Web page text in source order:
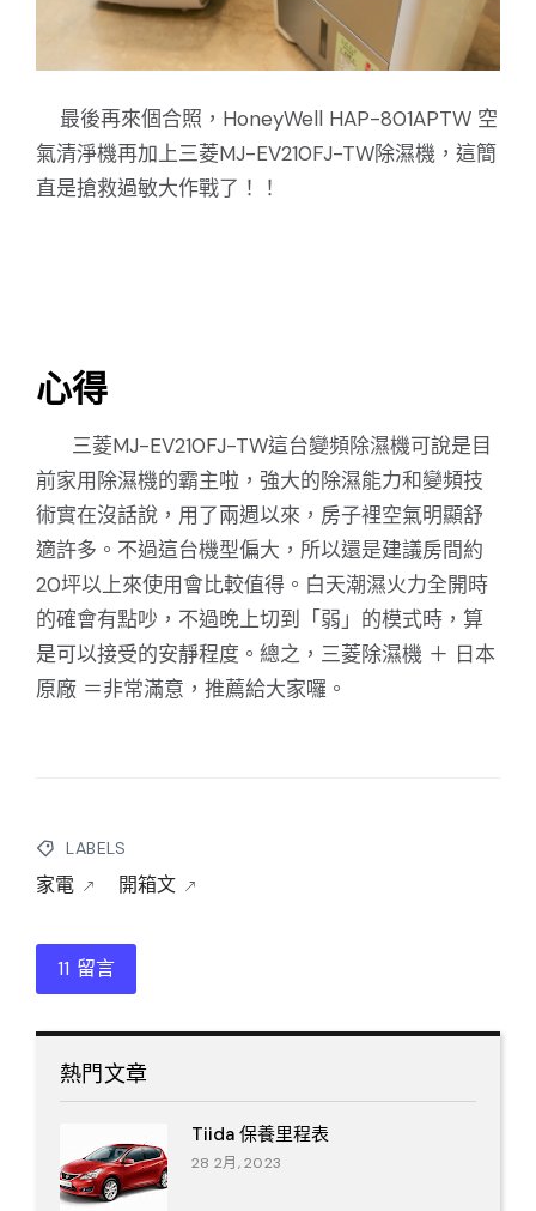
最後再來個合照，HoneyWell HAP-801APTW 空
氣清淨機再加上三菱MJ-EV210FJ-TW除濕機，這簡
直是搶救過敏大作戰了！！
心得
三菱MJ-EV210FJ-TW這台變頻除濕機可說是目
前家用除濕機的霸主啦，強大的除濕能力和變頻技
術實在沒話說，用了兩週以來，房子裡空氣明顯舒
適許多。不過這台機型偏大，所以還是建議房間約
20坪以上來使用會比較值得。白天潮濕火力全開時
的確會有點吵，不過晚上切到「弱」的模式時，算
是可以接受的安靜程度。總之，三菱除濕機 ＋ 日本
原廠 ＝非常滿意，推薦給大家囉。
LABELS
家電 開箱文
11 留言
熱門文章
Tiida 保養里程表
28 2月, 2023